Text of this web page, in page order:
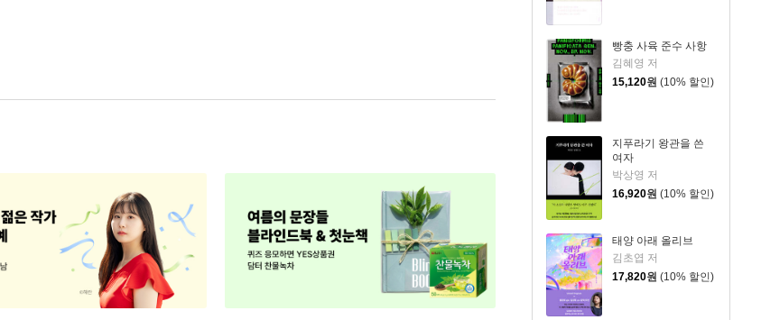
빵충 사육 준수 사항
김혜영 저
15,120원 (10% 할인)
지푸라기 왕관을 쓴
여자
박상영 저
16,920원 (10% 할인)
태양 아래 올리브
김초엽 저
17,820원 (10% 할인)